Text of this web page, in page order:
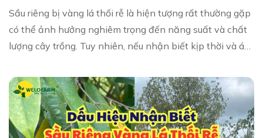
Sầu riêng bị vàng lá thối rễ là hiện tượng rất thường gặp
có thể ảnh hưởng nghiêm trọng đến năng suất và chất
lượng cây trồng. Tuy nhiên, nếu nhận biết kịp thời và áp